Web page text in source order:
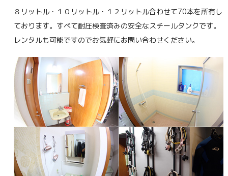
８リットル・１０リットル・１２リットル合わせて70本を所有し
ております。すべて耐圧検査済みの安全なスチールタンクです。
レンタルも可能ですのでお気軽にお問い合わせください。